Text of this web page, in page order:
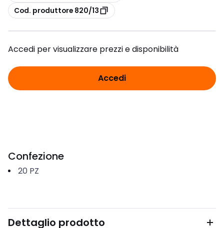
copia
Cod. produttore 820/13
Accedi per visualizzare prezzi e disponibilità
Accedi
Confezione
20 PZ
Dettaglio prodotto